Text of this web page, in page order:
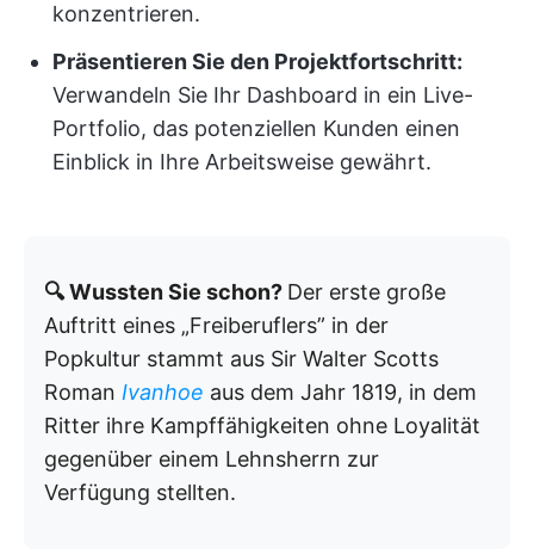
konzentrieren.
Präsentieren Sie den Projektfortschritt:
Verwandeln Sie Ihr Dashboard in ein Live-
Portfolio, das potenziellen Kunden einen
Einblick in Ihre Arbeitsweise gewährt.
🔍 Wussten Sie schon? Der erste große
Auftritt eines „Freiberuflers” in der
Popkultur stammt aus Sir Walter Scotts
Roman Ivanhoe aus dem Jahr 1819, in dem
Ritter ihre Kampffähigkeiten ohne Loyalität
gegenüber einem Lehnsherrn zur
Verfügung stellten.